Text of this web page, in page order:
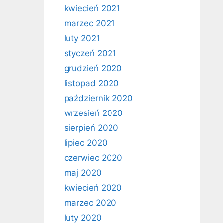
kwiecień 2021
marzec 2021
luty 2021
styczeń 2021
grudzień 2020
listopad 2020
październik 2020
wrzesień 2020
sierpień 2020
lipiec 2020
czerwiec 2020
maj 2020
kwiecień 2020
marzec 2020
luty 2020